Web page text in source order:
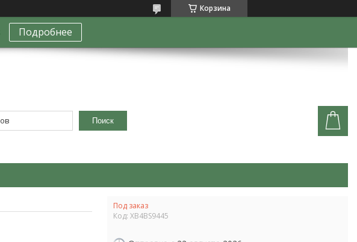
Корзина
Подробнее
Поиск
Под заказ
Код: XB4BS9445